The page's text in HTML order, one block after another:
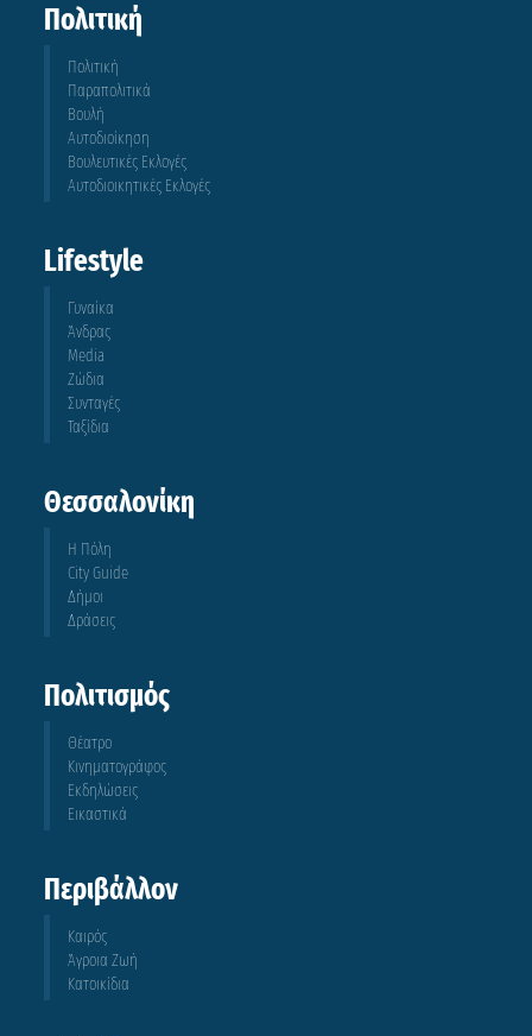
Πολιτική
Πολιτική
Παραπολιτικά
Βουλή
Αυτοδιοίκηση
Βουλευτικές Εκλογές
Αυτοδιοικητικές Εκλογές
Lifestyle
Γυναίκα
Άνδρας
Media
Ζώδια
Συνταγές
Ταξίδια
Θεσσαλονίκη
Η Πόλη
City Guide
Δήμοι
Δράσεις
Πολιτισμός
Θέατρο
Κινηματογράφος
Εκδηλώσεις
Εικαστικά
Περιβάλλον
Καιρός
Άγροια Ζωή
Κατοικίδια